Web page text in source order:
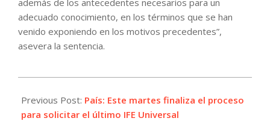
adecuado conocimiento, en los términos que se han
venido exponiendo en los motivos precedentes”,
asevera la sentencia.
11-
16
Previous Post: País: Este martes finaliza el proceso
para solicitar el último IFE Universal